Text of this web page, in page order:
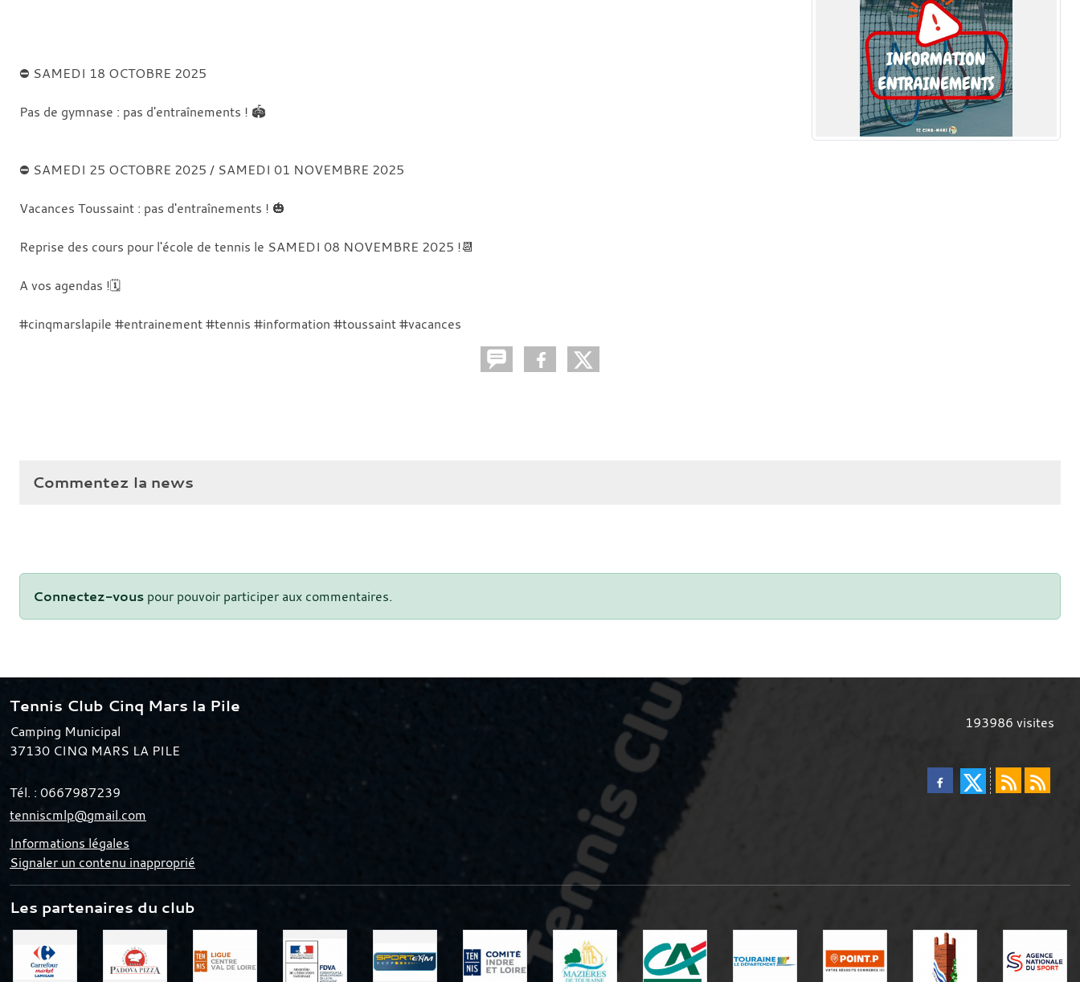
⛔ SAMEDI 18 OCTOBRE 2025
Pas de gymnase : pas d'entraînements ! 🏟️
⛔ SAMEDI 25 OCTOBRE 2025 / SAMEDI 01 NOVEMBRE 2025
Vacances Toussaint : pas d'entraînements ! 🎃
Reprise des cours pour l'école de tennis le SAMEDI 08 NOVEMBRE 2025 !📆
A vos agendas !🗓️
#cinqmarslapile #entrainement #tennis #information #toussaint #vacances
Commentez la news
Connectez-vous pour pouvoir participer aux commentaires.
Tennis Club Cinq Mars la Pile
Camping Municipal
37130 CINQ MARS LA PILE
Tél. : 0667987239
tenniscmlp@gmail.com
Informations légales
Signaler un contenu inapproprié
193986 visites
Les partenaires du club